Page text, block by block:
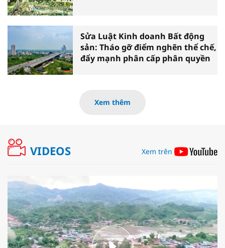
Sửa Luật Kinh doanh Bất động
sản: Tháo gỡ điểm nghẽn thể chế,
đẩy mạnh phân cấp phân quyền
Xem thêm
VIDEOS Xem trên